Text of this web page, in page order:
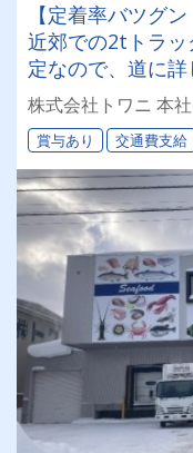
【定着率バツグ
近郊での2tトラ
定なので、道に
できます！日曜・
クバランスもバ
株式会社トワニ 本社
賞与あり 交通費支給